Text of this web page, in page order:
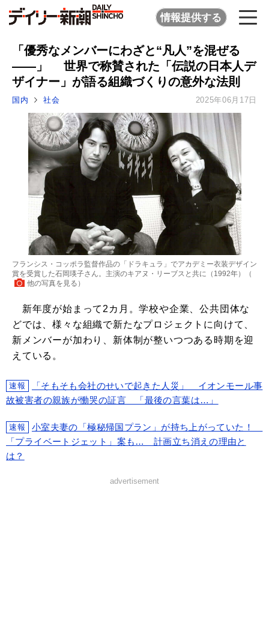
情報提供する
「優秀なメンバーにわざと“凡人”を混ぜる
――」 世界で称賛された「伝説の日本人デ
ザイナー」が語る組織づくりの意外な法則
国内 社会 2025年06月17日
フランシス・コッポラ監督作品の「ドラキュラ」でアカデミー衣装デザイン
賞を受賞した石岡瑛子さん。主演のキアヌ・リーブスと共に（1992年）（
他の写真を見る ）
新年度が始まって2カ月。学校や企業、公共団体な
どでは、様々な組織で新たなプロジェクトに向けて、
新メンバーが加わり、新体制が整いつつある時期を迎
えている。
速報
「そもそも会社のせいで起きた人災」 イオンモール事
故被害者の親族が慟哭の証言 「最後の言葉は…」
速報
小室夫妻の「極秘帰国プラン」が持ち上がっていた！
「プライベートジェット」案も… 計画立ち消えの理由と
は？
advertisement